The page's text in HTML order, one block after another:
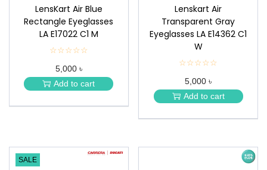
LensKart Air Blue
Rectangle Eyeglasses
LA E17022 C1 M
☆☆☆☆☆
★
★
★
★
5,000 ৳
Add to cart
Lenskart Air
Transparent Gray
Eyeglasses LA E14362 C1
W
☆☆☆☆☆
★
★
★
★
5,000 ৳
Add to cart
SALE